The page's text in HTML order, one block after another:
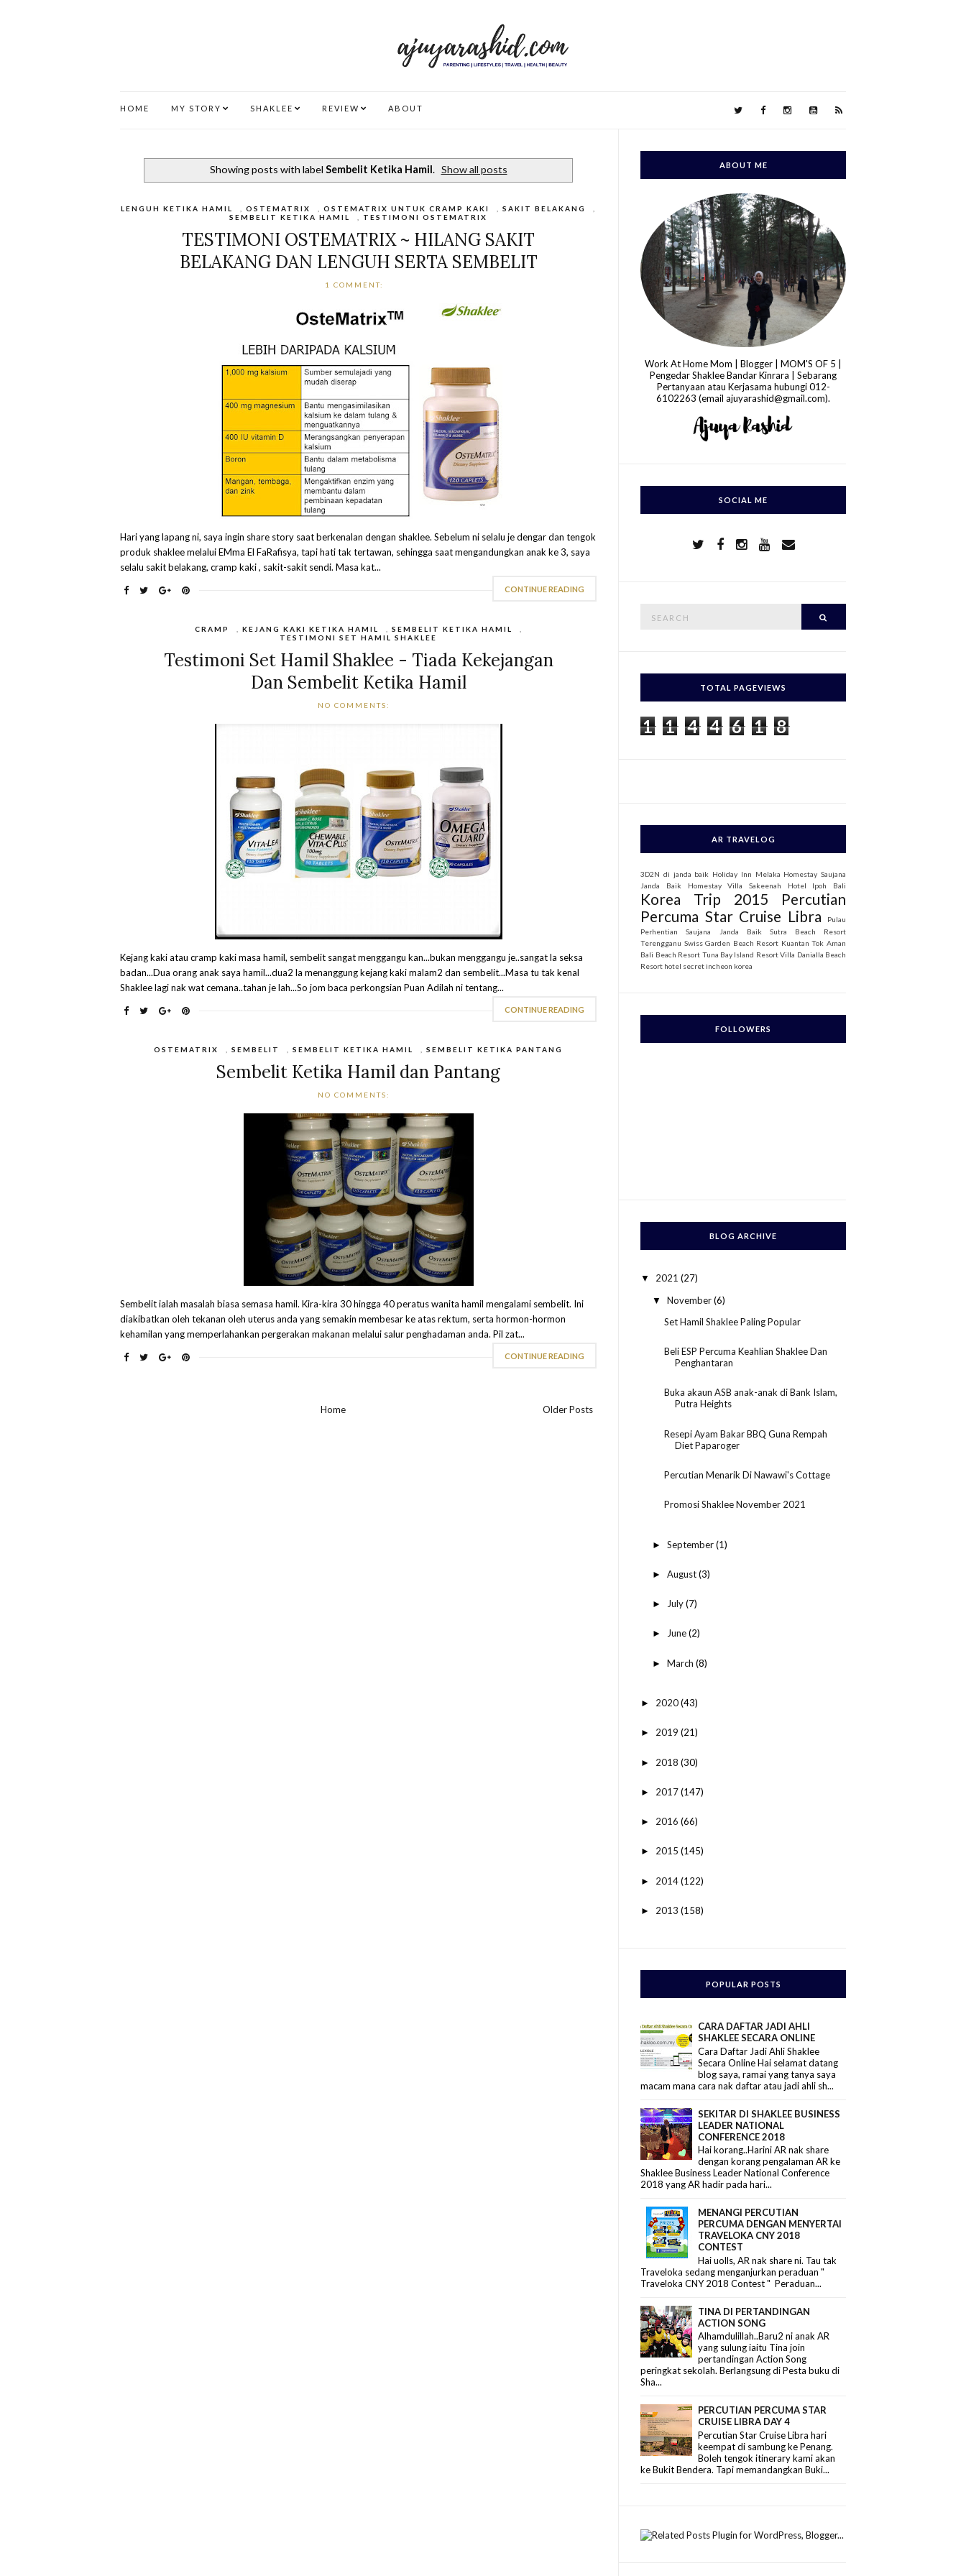
HOME MY STORY SHAKLEE REVIEW ABOUT
Showing posts with label Sembelit Ketika Hamil. Show all posts
LENGUH KETIKA HAMIL ,OSTEMATRIX ,OSTEMATRIX UNTUK CRAMP KAKI ,SAKIT BELAKANG
SEMBELIT KETIKA HAMIL
TESTIMONI OSTEMATRIX
TESTIMONI OSTEMATRIX ~ HILANG SAKIT
BELAKANG DAN LENGUH SERTA SEMBELIT
1 COMMENT:
Hari yang lapang ni, saya ingin share story saat berkenalan dengan shaklee. Sebelum ni selalu je dengar dan tengok
produk shaklee melalui EMma El FaRafisya, tapi hati tak tertawan, sehingga saat mengandungkan anak ke 3, saya
selalu sakit belakang, cramp kaki , sakit-sakit sendi. Masa kat...
CONTINUE READING
CRAMP KEJANG KAKI KETIKA HAMIL SEMBELIT KETIKA HAMIL
TESTIMONI SET HAMIL SHAKLEE
Testimoni Set Hamil Shaklee - Tiada Kekejangan
Dan Sembelit Ketika Hamil
NO COMMENTS:
Kejang kaki atau cramp kaki masa hamil, sembelit sangat menggangu kan...bukan menggangu je..sangat la seksa
badan...Dua orang anak saya hamil...dua2 la menanggung kejang kaki malam2 dan sembelit...Masa tu tak kenal
Shaklee lagi nak wat cemana..tahan je lah...So jom baca perkongsian Puan Adilah ni tentang...
CONTINUE READING
OSTEMATRIX ,SEMBELIT ,SEMBELIT KETIKA HAMIL ,SEMBELIT KETIKA PANTANG
Sembelit Ketika Hamil dan Pantang
NO COMMENTS:
Sembelit ialah masalah biasa semasa hamil. Kira-kira 30 hingga 40 peratus wanita hamil mengalami sembelit. Ini
diakibatkan oleh tekanan oleh uterus anda yang semakin membesar ke atas rektum, serta hormon-hormon
kehamilan yang memperlahankan pergerakan makanan melalui salur penghadaman anda. Pil zat...
CONTINUE READING
Older Posts
Home
ABOUT ME
Work At Home Mom | Blogger | MOM'S OF 5 |
Pengedar Shaklee Bandar Kinrara | Sebarang
Pertanyaan atau Kerjasama hubungi 012-
6102263 (email ajuyarashid@gmail.com).
SOCIAL ME
r
TOTAL PAGEVIEWS
1 1 4 4 6 1 8
AR TRAVELOG
3D2N di janda baik Holiday Inn Melaka Homestay Saujana
Janda Baik
Homestay Villa Sakeenah Hotel Ipoh Bali
Korea Trip 2015
Percutian
Percuma Star Cruise Libra
Pulau
Perhentian
Saujana Janda Baik
Sutra Beach Resort
Terengganu Swiss Garden Beach Resort Kuantan Tok Aman
Bali Beach Resort Tuna Bay Island Resort Villa Danialla Beach
Resort hotel secret incheon korea
FOLLOWERS
BLOG ARCHIVE
▼ 2021(27)
▼ November(6)
Set Hamil Shaklee Paling Popular
Beli ESP Percuma Keahlian Shaklee Dan
Penghantaran
Buka akaun ASB anak-anak di Bank Islam,
Putra Heights
Resepi Ayam Bakar BBQ Guna Rempah
Diet Paparoger
Percutian Menarik Di Nawawi's Cottage
Promosi Shaklee November 2021
► September(1)
► August(3)
► July(7)
► June(2)
► March (8)
► 2020(43)
► 2019(21)
► 2018(30)
► 2017(147)
► 2016(66)
► 2015(145)
► 2014(122)
► 2013(158)
POPULAR POSTS
CARA DAFTAR JADI AHLI
SHAKLEE SECARA ONLINE
Cara Daftar Jadi Ahli Shaklee
Secara Online Hai selamat datang
blog saya, ramai yang tanya saya
macam mana cara nak daftar atau jadi ahli sh...
SEKITAR DI SHAKLEE BUSINESS
LEADER NATIONAL
CONFERENCE 2018
Hai korang..Harini AR nak share
dengan korang pengalaman AR ke
Shaklee Business Leader National Conference
2018 yang AR hadir pada hari...
MENANGI PERCUTIAN
PERCUMA DENGAN MENYERTAI
TRAVELOKA CNY 2018
CONTEST
Hai uolls, AR nak share ni. Tau tak
Traveloka sedang menganjurkan peraduan "
Traveloka CNY 2018 Contest " Peraduan...
TINA DI PERTANDINGAN
ACTION SONG
Alhamdulillah..Baru2 ni anak AR
yang sulung iaitu Tina join
pertandingan Action Song
peringkat sekolah. Berlangsung di Pesta buku di
Sha...
PERCUTIAN PERCUMA STAR
CRUISE LIBRA DAY 4
Percutian Star Cruise Libra hari
keempat di sambung ke Penang.
Boleh tengok itinerary kami akan
ke Bukit Bendera. Tapi memandangkan Buki...